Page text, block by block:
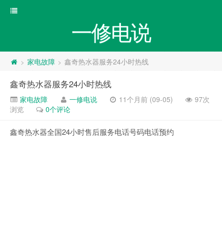
一修电说
> 家电故障 > 鑫奇热水器服务24小时热线
鑫奇热水器服务24小时热线
家电故障 一修电说 11个月前 (09-05)
97次
浏览
0个评论
鑫奇热水器全国24小时售后服务电话号码电话预约